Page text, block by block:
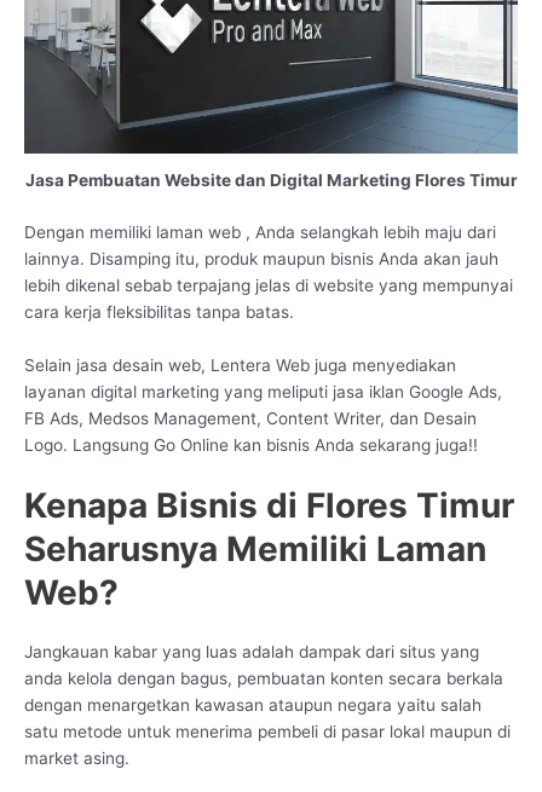
Jasa Pembuatan Website dan Digital Marketing Flores Timur
Dengan memiliki laman web , Anda selangkah lebih maju dari
lainnya. Disamping itu, produk maupun bisnis Anda akan jauh
lebih dikenal sebab terpajang jelas di website yang mempunyai
cara kerja fleksibilitas tanpa batas.
Selain jasa desain web, Lentera Web juga menyediakan
layanan digital marketing yang meliputi jasa iklan Google Ads,
FB Ads, Medsos Management, Content Writer, dan Desain
Logo. Langsung Go Online kan bisnis Anda sekarang juga!!
Kenapa Bisnis di Flores Timur
Seharusnya Memiliki Laman
Web?
Jangkauan kabar yang luas adalah dampak dari situs yang
anda kelola dengan bagus, pembuatan konten secara berkala
dengan menargetkan kawasan ataupun negara yaitu salah
satu metode untuk menerima pembeli di pasar lokal maupun di
market asing.